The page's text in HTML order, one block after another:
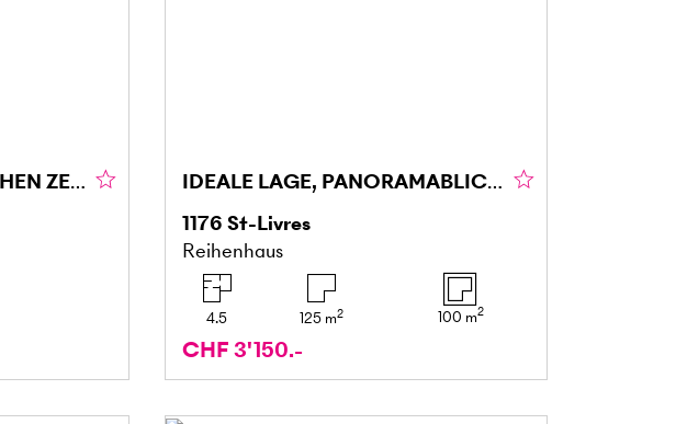
CHARME IM HISTORISCHEN ZENTRUM VON AUBONNE!
IDEALE LAGE, PANORAMABLICK!
1176 St-Livres
Reihenhaus
4.5 125 m2 100 m2
CHF 3'150.-